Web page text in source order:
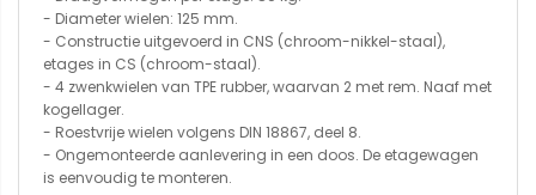
- Diameter wielen: 125 mm.
- Constructie uitgevoerd in CNS (chroom-nikkel-staal),
etages in CS (chroom-staal).
- 4 zwenkwielen van TPE rubber, waarvan 2 met rem. Naaf met
kogellager.
- Roestvrije wielen volgens DIN 18867, deel 8.
- Ongemonteerde aanlevering in een doos. De etagewagen
is eenvoudig te monteren.